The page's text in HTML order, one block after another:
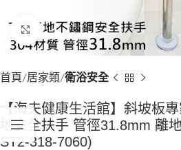
Click to enlarge
首頁 居家類 衛浴安全
【海夫健康生活館】斜坡板
地安全扶手 管徑31.8mm 離
ST2-318-7060)